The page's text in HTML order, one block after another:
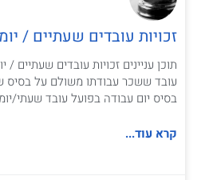
זכויות עובדים שעתיים /
תוכן עניינים זכויות עובדים שעתיים /
עובד ששכר עבודתו משולם על בסיס
בסיס יום עבודה בפועל עובד שעתי/
קרא עוד...